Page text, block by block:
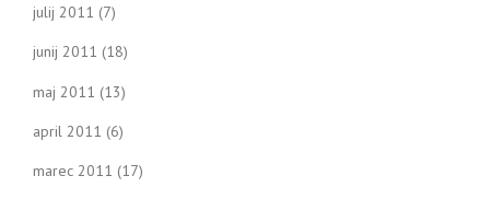
julij 2011 (7)
junij 2011 (18)
maj 2011 (13)
april 2011 (6)
marec 2011 (17)